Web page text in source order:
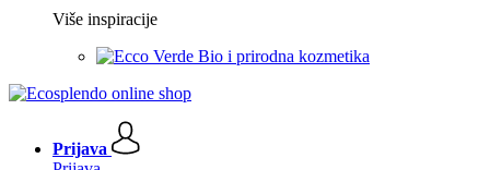
Više inspiracije
Bio i prirodna kozmetika
Prijava